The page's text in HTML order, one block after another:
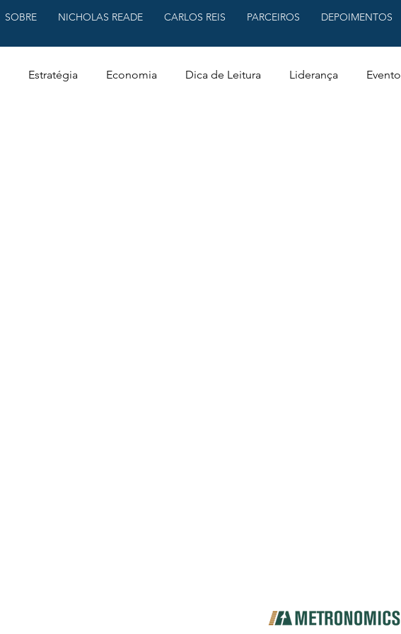
SOBRE NICHOLAS READE CARLOS REIS PARCEIROS DEPOIMENTOS
Estratégia Economia Dica de Leitura Liderança Evento